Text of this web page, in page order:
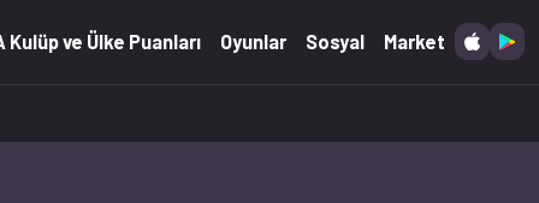
dahil.
Kulüp ve Ülke Puanları Oyunlar Sosyal Market